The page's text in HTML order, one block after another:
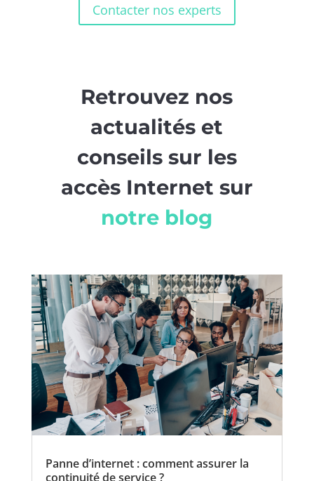
Contacter nos experts
Retrouvez nos
actualités et
conseils sur les
accès Internet sur
notre blog
Panne d’internet : comment assurer la
continuité de service ?